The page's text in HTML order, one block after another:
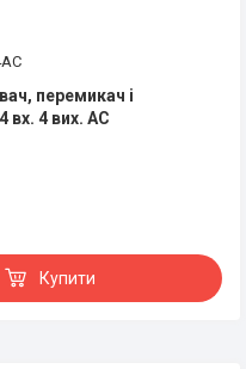
перемикач і
вх. 4 вих. AC
Купити